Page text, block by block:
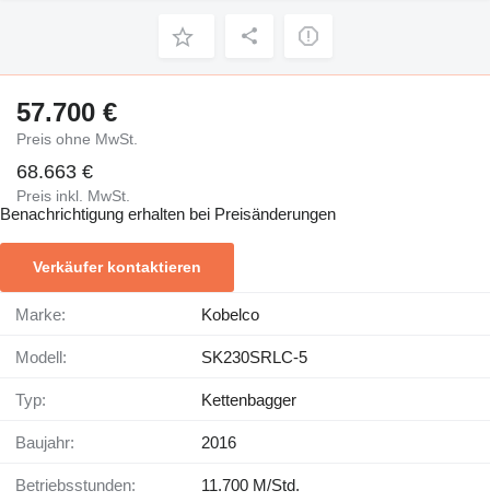
57.700 €
Preis ohne MwSt.
68.663 €
Preis inkl. MwSt.
Benachrichtigung erhalten bei Preisänderungen
Verkäufer kontaktieren
Marke: Kobelco
Modell: SK230SRLC-5
Typ: Kettenbagger
Baujahr: 2016
Betriebsstunden: 11.700 M/Std.